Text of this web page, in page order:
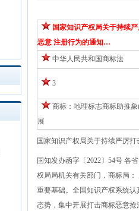
国家知识产权局关于持续
恶意 注册行为的通知…
中华人民共和国商标法
3
商标：地理标志商标助推
展
国家知识产权局关于持续严厉
国知发办函字〔2022〕54号 各
权局局机关有关部门，商标局
重要基础。全国知识产权系统
态势，集中开展打击商标恶意